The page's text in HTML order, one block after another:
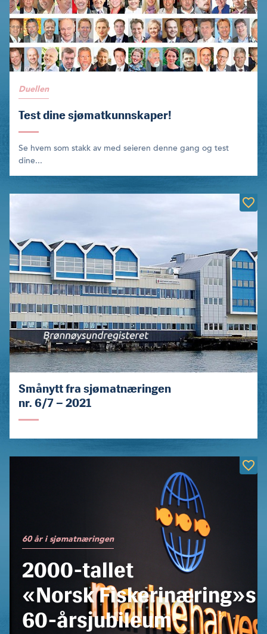
Duellen
Test dine sjømatkunnskaper!
Se hvem som stakk av med seieren denne gang og test
dine...
Smånytt fra sjømatnæringen
nr. 6/7 – 2021
60 år i sjømatnæringen
2000-tallet
«Norsk Fiskerinæring»s
60-årsjubileum